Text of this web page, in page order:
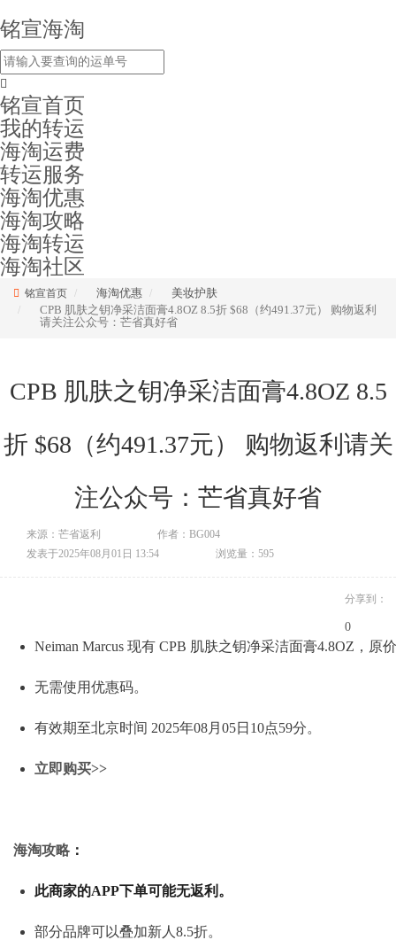
铭宣海淘
铭宣首页
我的转运
海淘运费
转运服务
海淘优惠
海淘攻略
海淘转运
海淘社区
铭宣首页 海淘优惠
美妆护肤
CPB 肌肤之钥净采洁面膏4.8OZ 8.5折 $68（约491.37元） 购物返利
请关注公众号：芒省真好省
CPB 肌肤之钥净采洁面膏4.8OZ 8.5
折 $68（约491.37元） 购物返利请关
注公众号：芒省真好省
来源：芒省返利
作者：BG004
发表于2025年08月01日 13:54
浏览量：595
分享到：
0
Neiman Marcus 现有 CPB 肌肤之钥净采洁面膏4.8OZ，原
无需使用优惠码。
有效期至北京时间 2025年08月05日10点59分。
立即购买>>
海淘攻略 ：
此商家的APP下单可能无返利。
部分品牌可以叠加新人8.5折。